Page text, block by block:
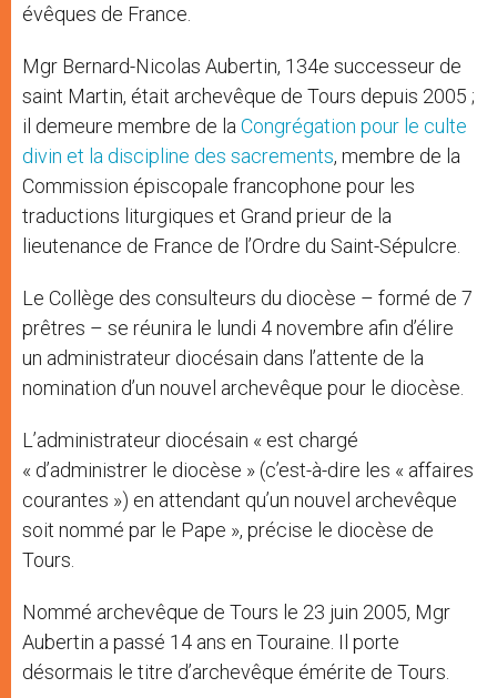
évêques de France.
Mgr Bernard-Nicolas Aubertin, 134e successeur de
saint Martin, était archevêque de Tours depuis 2005 ;
il demeure membre de la Congrégation pour le culte
divin et la discipline des sacrements, membre de la
Commission épiscopale francophone pour les
traductions liturgiques et Grand prieur de la
lieutenance de France de l’Ordre du Saint-Sépulcre.
Le Collège des consulteurs du diocèse – formé de 7
prêtres – se réunira le lundi 4 novembre afin d’élire
un administrateur diocésain dans l’attente de la
nomination d’un nouvel archevêque pour le diocèse.
L’administrateur diocésain « est chargé
« d’administrer le diocèse » (c’est-à-dire les « affaires
courantes ») en attendant qu’un nouvel archevêque
soit nommé par le Pape », précise le diocèse de
Tours.
Nommé archevêque de Tours le 23 juin 2005, Mgr
Aubertin a passé 14 ans en Touraine. Il porte
désormais le titre d’archevêque émérite de Tours.